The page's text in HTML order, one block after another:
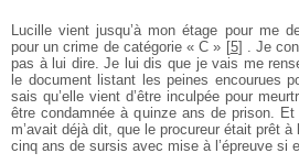
Lucille vient jusqu’à mon étage pour me
pour un crime de catégorie « C » [5] . Je
pas à lui dire. Je lui dis que je vais me
le document listant les peines encourues
sais qu’elle vient d’être inculpée pour
être condamnée à quinze ans de prison. Et
m’avait déjà dit, que le procureur était prêt
cinq ans de sursis avec mise à l’épreuve si